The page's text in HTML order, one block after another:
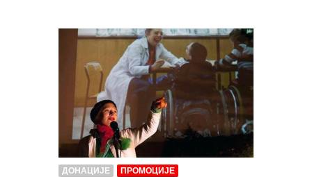
ДОНАЦИЈЕ ПРОМОЦИЈЕ